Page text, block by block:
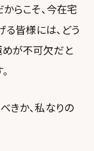
らこそ、今在宅
る皆様には、どう
めが不可欠だと
きか、私なりの